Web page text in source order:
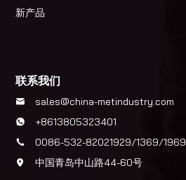
新产品
联系我们
sales@china-metindustry.com
+8613805323401
0086-532-82021929/1369/1969
中国青岛中山路44-60号